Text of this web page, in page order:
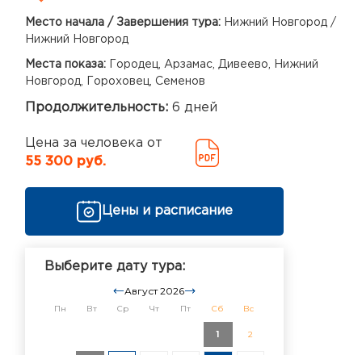
Место начала / Завершения тура: Нижний Новгород /
Нижний Новгород
Места показа:
Городец, Арзамас, Дивеево, Нижний
Новгород, Гороховец, Семенов
Продолжительность: 6 дней
Цена за человека от
55 300 руб.
Цены и расписание
Выберите дату тура:
Август 2026
Пн Вт Ср Чт Пт Сб Вс
1 2